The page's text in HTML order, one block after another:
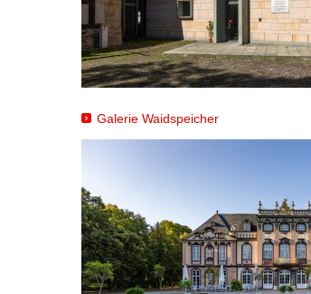
Galerie Waidspeicher